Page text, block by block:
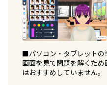
■パソコン・タブレットの
画面を見て問題を解くた
はおすすめしていません。